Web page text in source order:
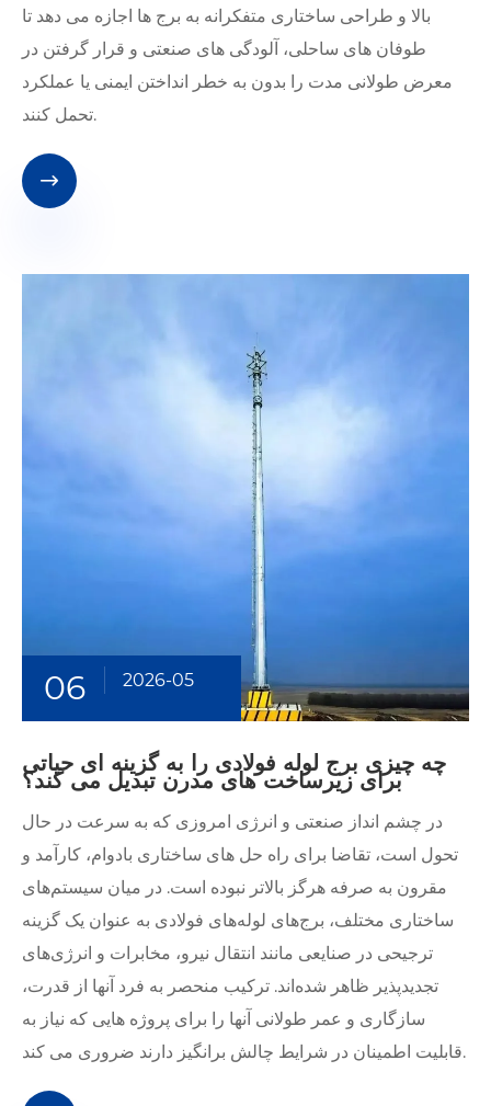
بالا و طراحی ساختاری متفکرانه به برج ها اجازه می دهد تا
طوفان های ساحلی، آلودگی های صنعتی و قرار گرفتن در
معرض طولانی مدت را بدون به خطر انداختن ایمنی یا عملکرد
تحمل کنند.

06 2026-05
چه چیزی برج لوله فولادی را به گزینه ای حیاتی
برای زیرساخت های مدرن تبدیل می کند؟
در چشم انداز صنعتی و انرژی امروزی که به سرعت در حال
تحول است، تقاضا برای راه حل های ساختاری بادوام، کارآمد و
مقرون به صرفه هرگز بالاتر نبوده است. در میان سیستم‌های
ساختاری مختلف، برج‌های لوله‌های فولادی به عنوان یک گزینه
ترجیحی در صنایعی مانند انتقال نیرو، مخابرات و انرژی‌های
تجدیدپذیر ظاهر شده‌اند. ترکیب منحصر به فرد آنها از قدرت،
سازگاری و عمر طولانی آنها را برای پروژه هایی که نیاز به
قابلیت اطمینان در شرایط چالش برانگیز دارند ضروری می کند.